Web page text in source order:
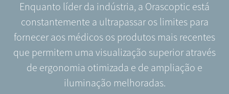
Enquanto líder da indústria, a Orascoptic está
constantemente a ultrapassar os limites para
fornecer aos médicos os produtos mais recentes
que permitem uma visualização superior através
de ergonomia otimizada e de ampliação e
iluminação melhoradas.